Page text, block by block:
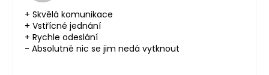
+ Skvělá komunikace
+ Vstřícné jednání
+ Rychle odeslání
- Absolutně nic se jim nedá vytknout